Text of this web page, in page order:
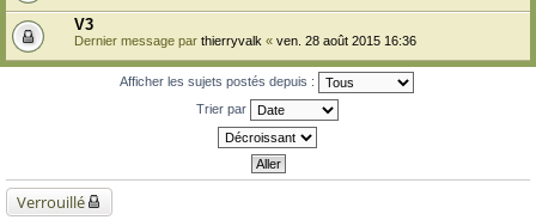
V3
Dernier message par thierryvalk « ven. 28 août 2015 16:36
Afficher les sujets postés depuis :
Trier par
Verrouillé